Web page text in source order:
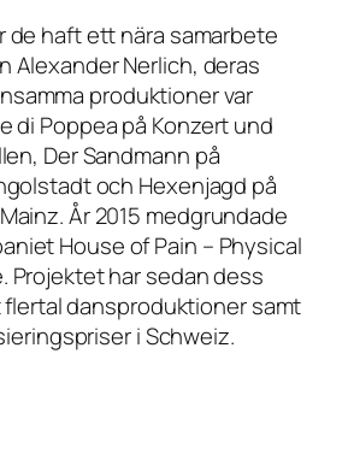
de haft ett nära samarbete
Alexander Nerlich, deras
produktioner var
di Poppea på Konzert und
Der Sandmann på
och Hexenjagd på
År 2015 medgrundade
House of Pain – Physical
Projektet har sedan dess
dansproduktioner samt
i Schweiz.